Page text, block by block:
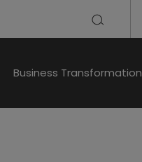
Business Transformation